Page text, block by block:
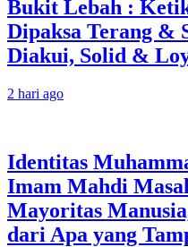
Bukit Lebah :
Dipaksa Terang &
Diakui, Solid &
2 hari ago
Identitas
Imam Mahdi
Mayoritas
dari Apa yang